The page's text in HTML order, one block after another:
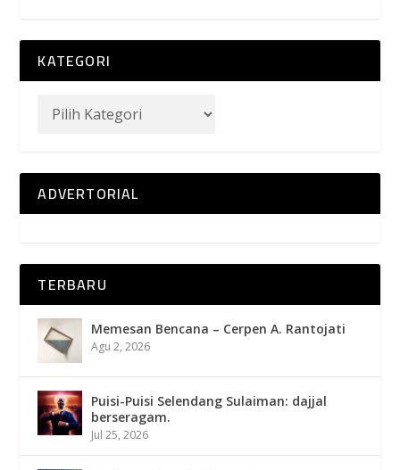
KATEGORI
ADVERTORIAL
TERBARU
Memesan Bencana – Cerpen A. Rantojati
Agu 2, 2026
Puisi-Puisi Selendang Sulaiman: dajjal
berseragam.
Jul 25, 2026